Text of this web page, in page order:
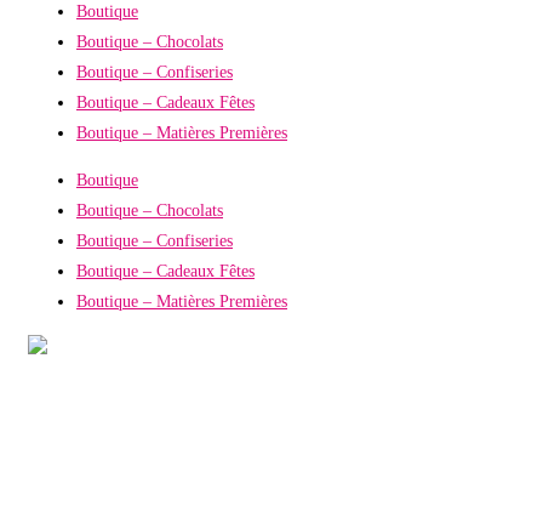
Boutique
Boutique – Chocolats
Boutique – Confiseries
Boutique – Cadeaux Fêtes
Boutique – Matières Premières
Boutique
Boutique – Chocolats
Boutique – Confiseries
Boutique – Cadeaux Fêtes
Boutique – Matières Premières